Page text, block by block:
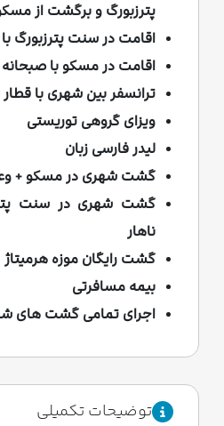
پترزبورگ و برگشت از
اقامت در سنت پترزبورگ
اقامت در مسکو با صبحانه
ترانسفر بین شهری با
ویزای گروهی توریستی
لیدر فارسی زبان
گشت شهری در مسکو +
گشت شهری در سنت
ناهار
گشت رایگان موزه هرمیتاژ
بیمه مسافرتی
اجرای تمامی گشت های
توضیحات تکمیلی